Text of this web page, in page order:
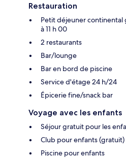
Restauration
Petit déjeuner continental
à 11 h 00
2 restaurants
Bar/lounge
Bar en bord de piscine
Service d'étage 24 h/24
Épicerie fine/snack bar
Voyage avec les enfants
Séjour gratuit pour les
Club pour enfants (gratuit)
Piscine pour enfants